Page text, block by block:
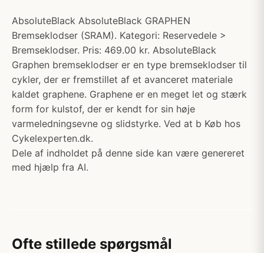
AbsoluteBlack AbsoluteBlack GRAPHEN
Bremseklodser (SRAM). Kategori: Reservedele >
Bremseklodser. Pris: 469.00 kr. AbsoluteBlack
Graphen bremseklodser er en type bremseklodser til
cykler, der er fremstillet af et avanceret materiale
kaldet graphene. Graphene er en meget let og stærk
form for kulstof, der er kendt for sin høje
varmeledningsevne og slidstyrke. Ved at b Køb hos
Cykelexperten.dk.
Dele af indholdet på denne side kan være genereret
med hjælp fra AI.
Ofte stillede spørgsmål